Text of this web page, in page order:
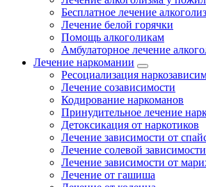
Бесплатное лечение
Лечение белой горячки
Помощь алкоголикам
Амбулаторное лечение
Лечение наркомании
Ресоциализация
Лечение созависимости
Кодирование наркоманов
Принудительное лечение
Детоксикация от наркотиков
Лечение зависимости от
Лечение солевой зависимости
Лечение зависимости от
Лечение от гашиша